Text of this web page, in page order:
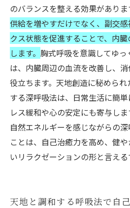
のバランスを整える効果がありま
供給を増やすだけでなく、副交
クス状態を促進することで、内
します。 胸式呼吸を意識してゆっ
は、内臓周辺の血流を改善し、
役立ちます。天地創造に秘めら
する深呼吸法は、日常生活に簡
レス緩和や心の安定にも寄与し
自然エネルギーを感じながらの
ことは、自己治癒力を高め、健
いリラクゼーションの形と言える
天地と調和する呼吸法で自